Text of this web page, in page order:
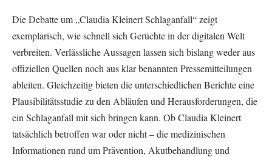
Die Debatte um „Claudia Kleinert Schlaganfall“ zeigt
exemplarisch, wie schnell sich Gerüchte in der digitalen Welt
verbreiten. Verlässliche Aussagen lassen sich bislang weder aus
offiziellen Quellen noch aus klar benannten Pressemitteilungen
ableiten. Gleichzeitig bieten die unterschiedlichen Berichte eine
Plausibilitätsstudie zu den Abläufen und Herausforderungen, die
ein Schlaganfall mit sich bringen kann. Ob Claudia Kleinert
tatsächlich betroffen war oder nicht – die medizinischen
Informationen rund um Prävention, Akutbehandlung und